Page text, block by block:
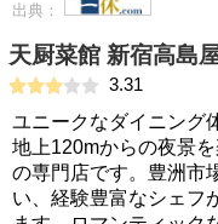
出典：
天厨菜館 新宿高島
3.31
ユニークなダイニング
地上120mからの夜景
の専門店です。豊洲市
い、経験豊富なシェフ